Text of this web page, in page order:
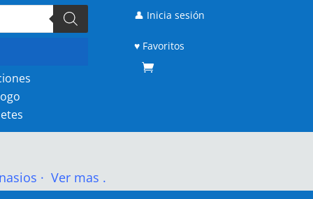
👤 Inicia sesión
♥ Favoritos
· Ver mas .